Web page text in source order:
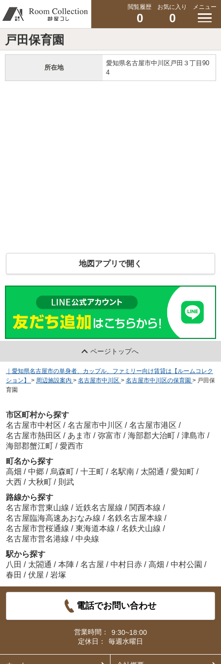
閲覧履歴
0
お気に入り
0
メニュー
戸田保育園
所在地
愛知県名古屋市中川区戸田３丁目90
4
地図アプリで開く
ページトップへ
｜愛知県名古屋市の単身者、カップル、ファミリー向け賃貸は【ルームコレク
ション】
> 周辺施設案内 > 名古屋市中川区 > 名古屋市中川区の保育園 > 戸田保
育園
市区町村から探す
名古屋市中村区 / 名古屋市中川区 / 名古屋市港区 /
名古屋市熱田区 / あま市 / 弥富市 / 海部郡大治町 / 津島市 /
海部郡蟹江町 / 愛西市
町名から探す
高畑 / 中郷 / 烏森町 / 十王町 / 名駅南 / 太閤通 / 愛知町 /
大西 / 大秋町 / 則武
路線から探す
名古屋市営東山線 / 近鉄名古屋線 / 関西本線 /
名古屋臨海高速あおなみ線 / 名鉄名古屋本線 /
名古屋市営桜通線 / 東海道本線 / 名鉄犬山線 /
名古屋市営名港線 / 中央線
駅から探す
八田 / 太閤通 / 本陣 / 名古屋 / 中村日赤 / 高畑 / 中村公園 /
春田 / 伏屋 / 岩塚
電話でお問い合わせ
営業時間：
9:30~18:00
定休日：
毎週水曜日